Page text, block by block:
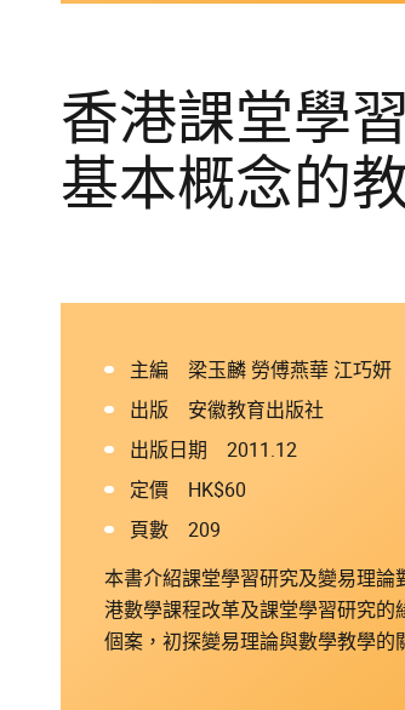
香港課堂學
基本概念的
主編 梁玉麟 勞傅燕華 江巧妍
出版 安徽教育出版社
出版日期 2011.12
定價 HK$60
頁數 209
本書介紹課堂學習研究及變易理
港數學課程改革及課堂學習研究
個案，初探變易理論與數學教學的